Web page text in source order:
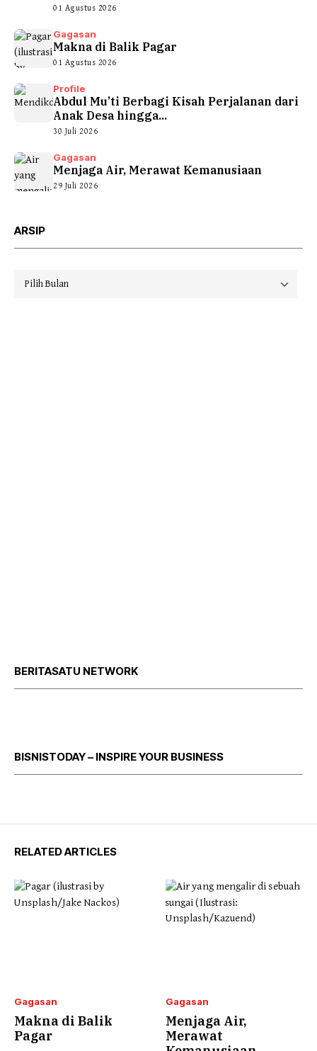
01 Agustus 2026
Gagasan
Makna di Balik Pagar
01 Agustus 2026
Profile
Abdul Mu’ti Berbagi Kisah Perjalanan dari
Anak Desa hingga...
30 Juli 2026
Gagasan
Menjaga Air, Merawat Kemanusiaan
29 Juli 2026
ARSIP
Arsip
BERITASATU NETWORK
BISNISTODAY – INSPIRE YOUR BUSINESS
RELATED ARTICLES
Gagasan
Makna di Balik
Pagar
Gagasan
Menjaga Air,
Merawat